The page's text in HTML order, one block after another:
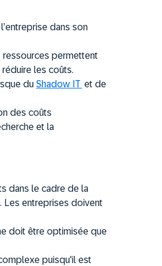
dans son
ressources permettent
les coûts.
du Shadow IT et de
des coûts
et la
dans le cadre de la
Les entreprises doivent
doit être optimisée que
puisqu'il est